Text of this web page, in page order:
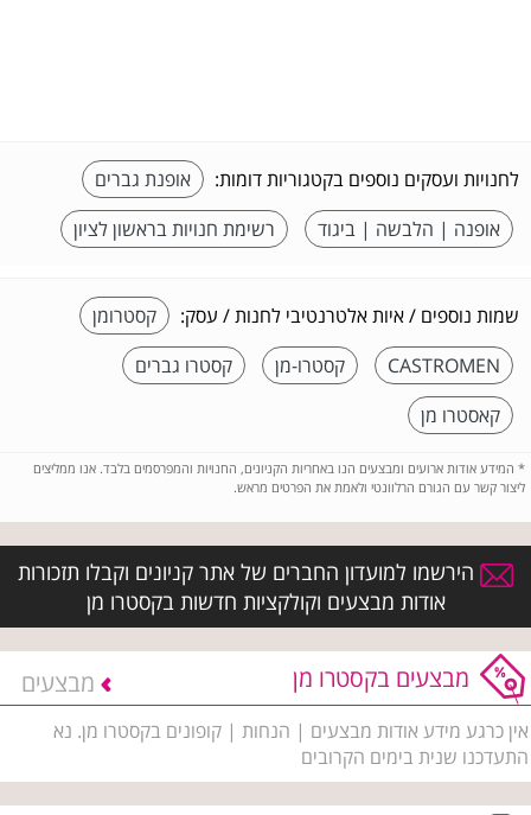
לחנויות ועסקים נוספים בקטגוריות דומות:
אופנת גברים
אופנה | הלבשה | ביגוד
רשימת חנויות בראשון לציון
שמות נוספים / איות אלטרנטיבי לחנות / עסק:
קסטרומן
CASTROMEN
קסטרו-מן
קסטרו גברים
קאסטרו מן
* המידע אודות ארועים ומבצעים הנו באחריות הקניונים, החנויות והמפרסמים בלבד. אנו ממליצים
ליצור קשר עם הגורם הרלוונטי ולאמת את הפרטים מראש.
הירשמו למועדון החברים של אתר קניונים וקבלו תזכורות
אודות מבצעים וקולקציות חדשות בקסטרו מן
מבצעים בקסטרו מן מבצעים
אין כרגע מידע אודות מבצעים | הנחות | קופונים בקסטרו מן. נא
התעדכנו שנית בימים הקרובים